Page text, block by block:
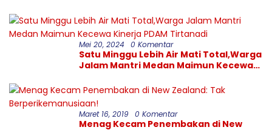
Mei 20, 2024 0 Komentar
Satu Minggu Lebih Air Mati Total,Warga
Jalam Mantri Medan Maimun Kecewa
Maret 16, 2019 0 Komentar
Menag Kecam Penembakan di New